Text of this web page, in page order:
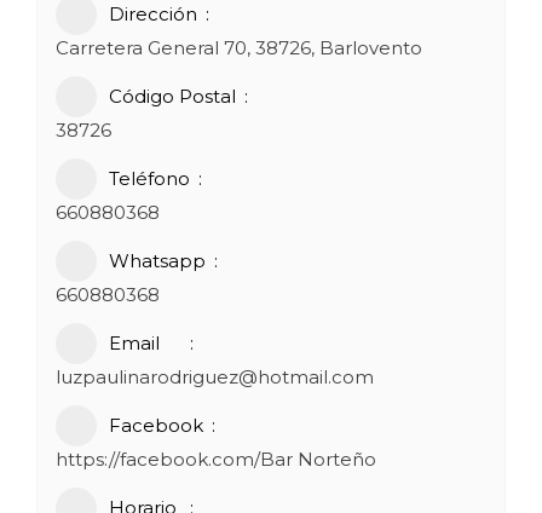
Dirección
Carretera General 70, 38726, Barlovento
Código Postal
38726
Teléfono
660880368
Whatsapp
660880368
Email
luzpaulinarodriguez@hotmail.com
Facebook
https://facebook.com/Bar Norteño
Horario